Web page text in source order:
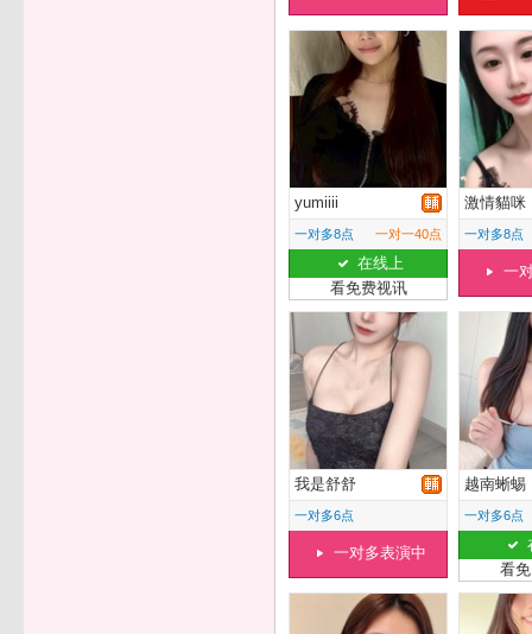
yumiiii
一对多8点 一对一40点
在线上
看免费视讯
激情貓咪
一对多8点
一
我是舒舒
一对多6点
一对多表演中
越南蜥蜴
一对多6点
看